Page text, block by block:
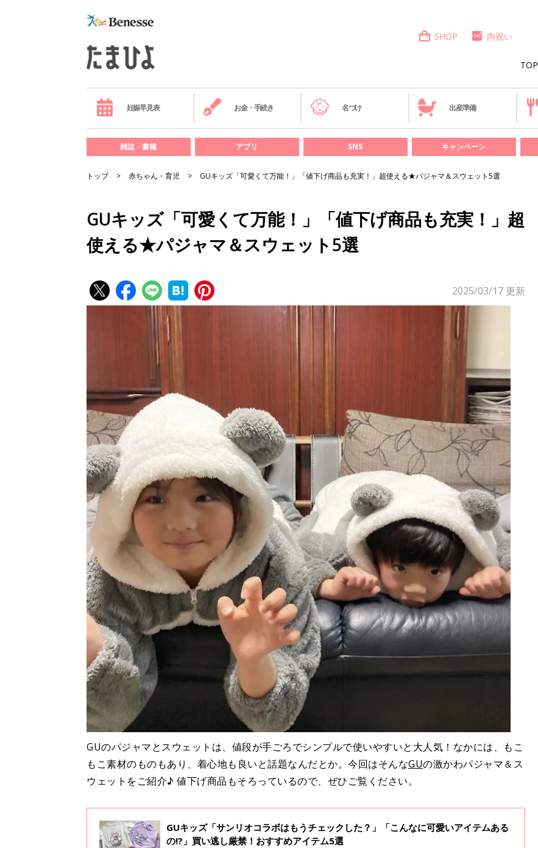
TOP
SHOP 内祝い
妊娠早見表 お金・手続き 名づけ 出産準備
雑誌・書籍 アプリ SNS キャンペーン
トップ 赤ちゃん・育児 GUキッズ「可愛くて万能！」「値下げ商品も充実！」超使える★パジャマ＆スウェット5選
GUキッズ「可愛くて万能！」「値下げ商品も充実！」超
使える★パジャマ＆スウェット5選
2025/03/17 更新
GUのパジャマとスウェットは、値段が手ごろでシンプルで使いやすいと大人気！なかには、もこ
もこ素材のものもあり、着心地も良いと話題なんだとか。今回はそんなGUの激かわパジャマ＆ス
ウェットをご紹介♪ 値下げ商品もそろっているので、ぜひご覧ください。
GUキッズ「サンリオコラボはもうチェックした？」「こんなに可愛いアイテムある
の!?」買い逃し厳禁！おすすめアイテム5選